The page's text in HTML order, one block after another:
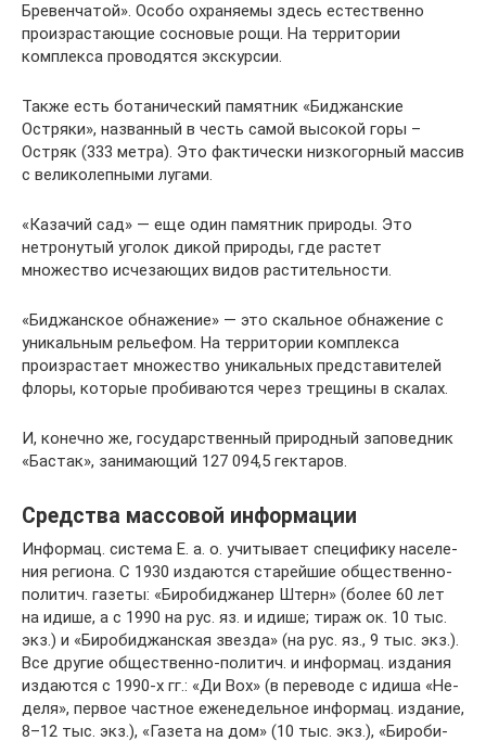
Бревенчатой». Особо охраняемы здесь естественно
произрастающие сосновые рощи. На территории
комплекса проводятся экскурсии.
Также есть ботанический памятник «Биджанские
Остряки», названный в честь самой высокой горы –
Остряк (333 метра). Это фактически низкогорный массив
с великолепными лугами.
«Казачий сад» — еще один памятник природы. Это
нетронутый уголок дикой природы, где растет
множество исчезающих видов растительности.
«Биджанское обнажение» — это скальное обнажение с
уникальным рельефом. На территории комплекса
произрастает множество уникальных представителей
флоры, которые пробиваются через трещины в скалах.
И, конечно же, государственный природный заповедник
«Бастак», занимающий 127 094,5 гектаров.
Средства массовой информации
Ин­фор­мац. сис­те­ма Е. а. о. учи­ты­ва­ет спе­ци­фи­ку на­се­ле­
ния ре­гио­на. С 1930 из­да­ют­ся ста­рей­шие об­ще­ст­вен­но-
по­ли­тич. га­зе­ты: «Би­ро­бид­жа­нер Штерн» (бо­лее 60 лет
на иди­ше, а с 1990 на рус. яз. и иди­ше; ти­раж ок. 10 тыс.
экз.) и «Би­ро­бид­жан­ская звез­да» (на рус. яз., 9 тыс. экз.).
Все дру­гие об­ще­ст­вен­но-по­ли­тич. и ин­фор­мац. из­да­ния
из­да­ют­ся с 1990-х гг.: «Ди Вох» (в пе­ре­во­де с иди­ша «Не­
де­ля», пер­вое ча­ст­ное еже­не­дель­ное ин­фор­мац. из­да­ние,
8–12 тыс. экз.), «Га­зе­та на дом» (10 тыс. экз.), «Би­ро­би­